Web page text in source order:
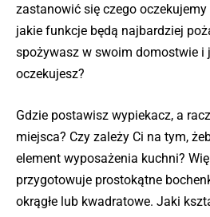
zastanowić się czego
jakie funkcje będą najbardziej
spożywasz w swoim domostwie i
oczekujesz?
Gdzie postawisz wypiekacz, a
miejsca? Czy zależy Ci na tym,
element wyposażenia kuchni?
przygotowuje prostokątne
okrągłe lub kwadratowe. Jaki